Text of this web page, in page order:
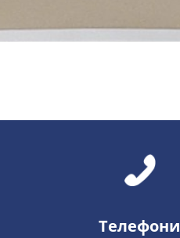
Телефони